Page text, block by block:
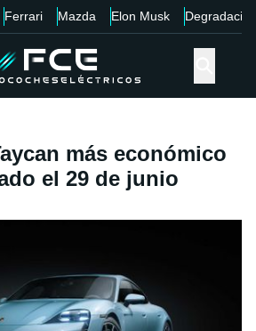
Ferrari Mazda Elon Musk Degradación
más económico
el 29 de junio